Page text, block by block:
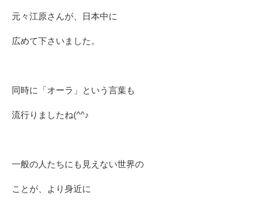
元々江原さんが、日本中に
広めて下さいました。
同時に「オーラ」という言葉も
流行りましたね(^^♪
一般の人たちにも見えない世界の
ことが、より身近に